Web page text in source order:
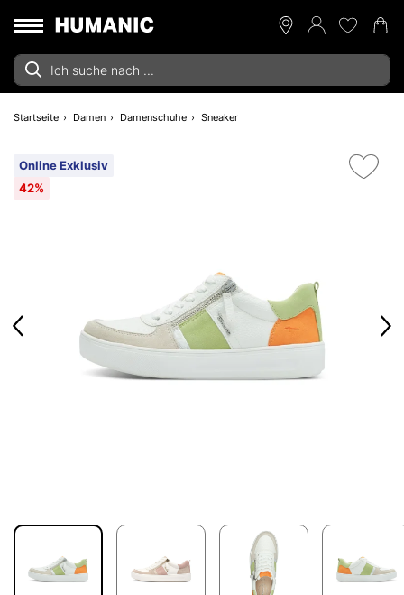
Startseite Damen Damenschuhe Sneaker
Online Exklusiv
42%